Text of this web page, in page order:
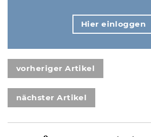
Hier einloggen
vorheriger Artikel
nächster Artikel